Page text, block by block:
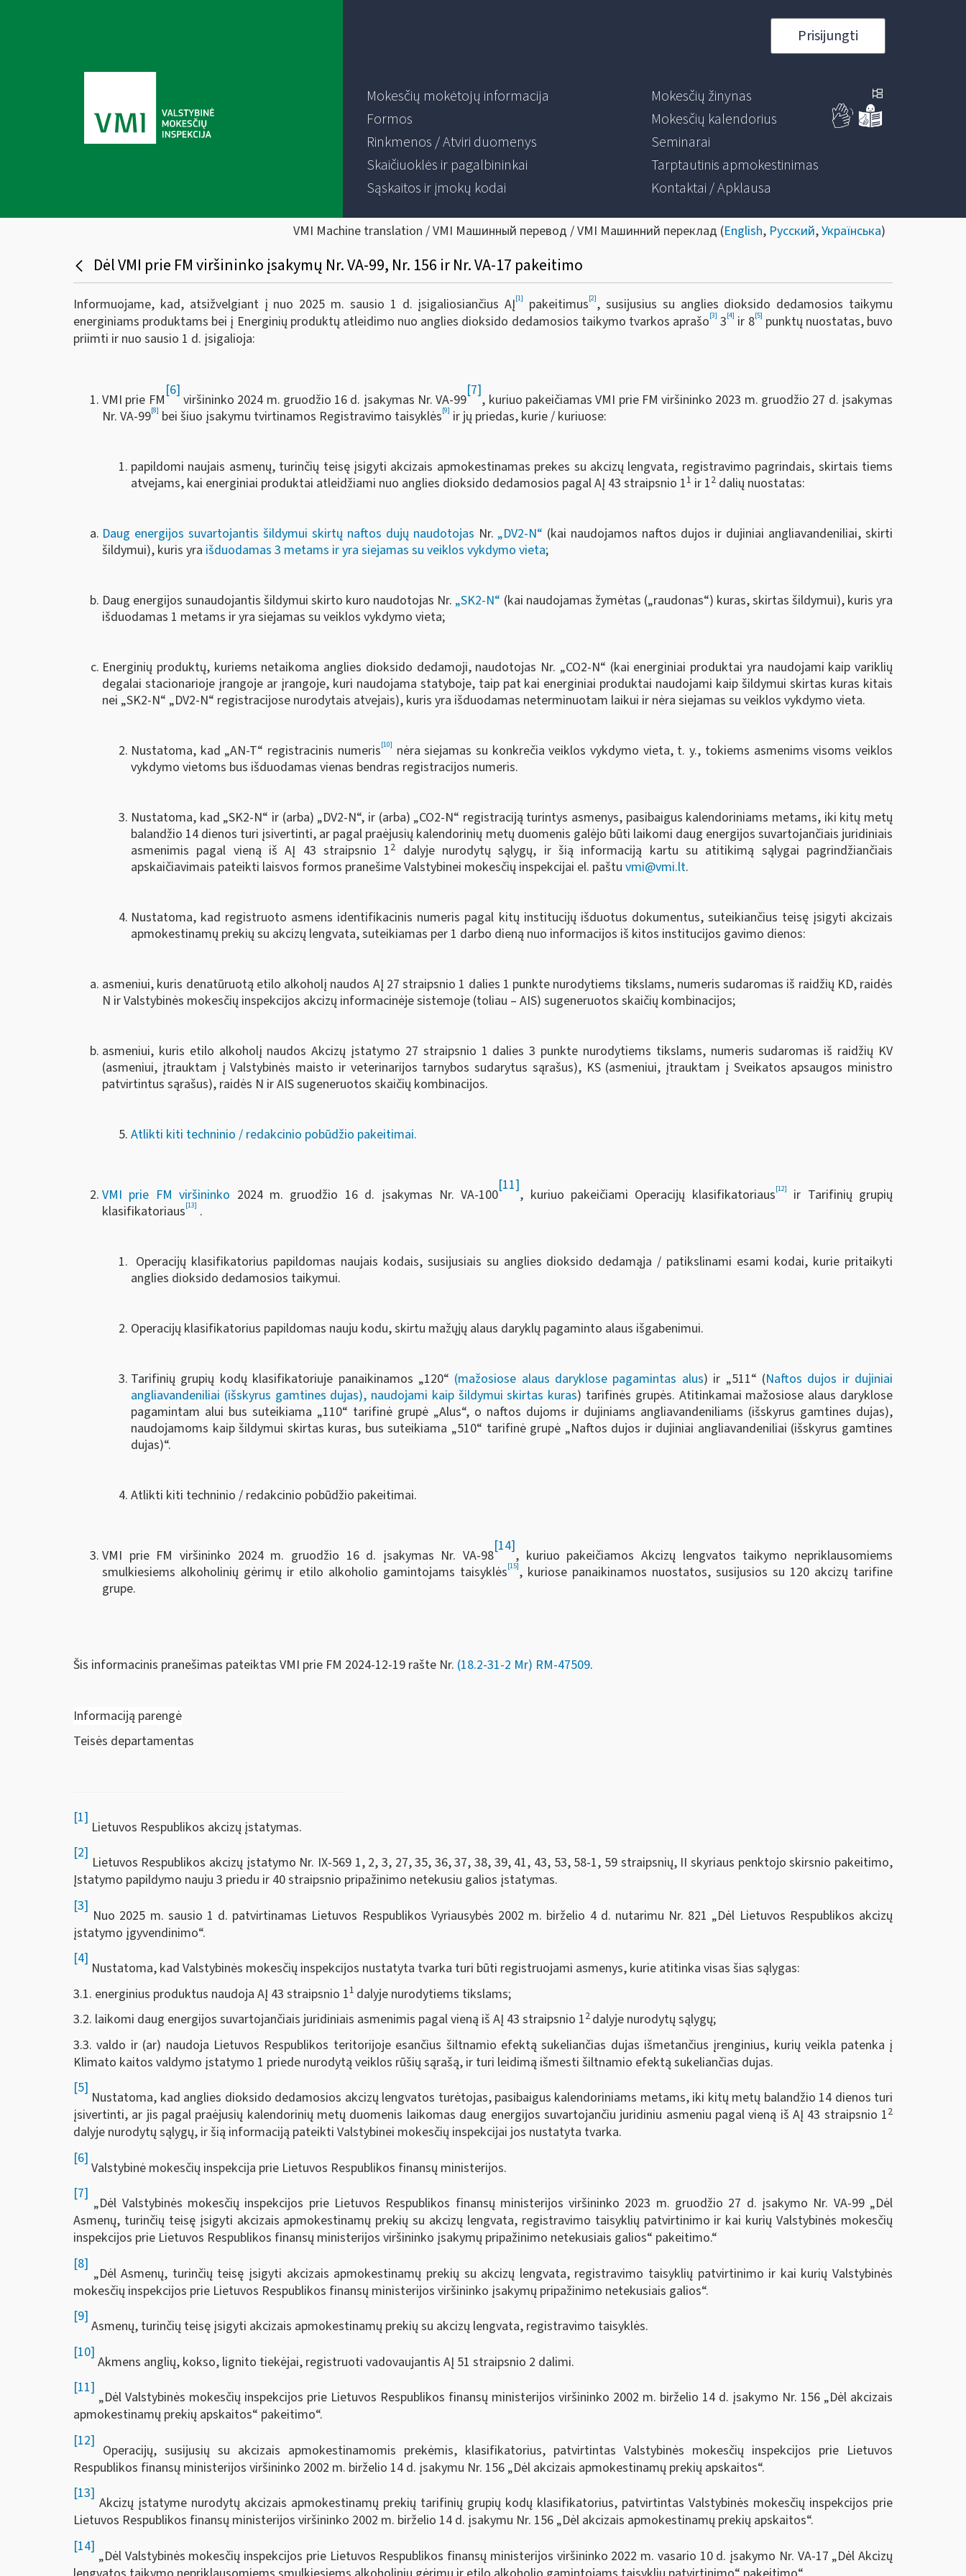
Prisijungti
Mokesčių mokėtojų informacija
Formos
Rinkmenos / Atviri duomenys
Skaičiuoklės ir pagalbininkai
Sąskaitos ir įmokų kodai
Mokesčių žinynas
Mokesčių kalendorius
Seminarai
Tarptautinis apmokestinimas
Kontaktai / Apklausa
VMI Machine translation / VMI Машинный перевод / VMI Машинний переклад (English, Русский,Українська)
Dėl VMI prie FM viršininko įsakymų Nr. VA-99, Nr. 156 ir Nr. VA-17 pakeitimo
Informuojame, kad, atsižvelgiant į nuo 2025 m. sausio 1 d. įsigaliosiančius AĮ[1] pakeitimus[2], susijusius su anglies dioksido dedamosios taikymu
energiniams produktams bei į Energinių produktų atleidimo nuo anglies dioksido dedamosios taikymo tvarkos aprašo[3] 3[4] ir 8[5] punktų nuostatas, buvo
priimti ir nuo sausio 1 d. įsigalioja:
VMI prie FM
[6]
viršininko 2024 m. gruodžio 16 d. įsakymas Nr. VA-99
[7]
, kuriuo pakeičiamas VMI prie FM viršininko 2023 m. gruodžio 27 d. įsakymas
Nr. VA-99[8] bei šiuo įsakymu tvirtinamos Registravimo taisyklės[9] ir jų priedas, kurie / kuriuose:
papildomi naujais asmenų, turinčių teisę įsigyti akcizais apmokestinamas prekes su akcizų lengvata, registravimo pagrindais, skirtais tiems
atvejams, kai energiniai produktai atleidžiami nuo anglies dioksido dedamosios pagal AĮ 43 straipsnio 11 ir 12 dalių nuostatas:
Daug energijos suvartojantis šildymui skirtų naftos dujų naudotojas Nr. „DV2-N“ (kai naudojamos naftos dujos ir dujiniai angliavandeniliai, skirti
šildymui), kuris yra išduodamas 3 metams ir yra siejamas su veiklos vykdymo vieta;
Daug energijos sunaudojantis šildymui skirto kuro naudotojas Nr. „SK2-N“ (kai naudojamas žymėtas („raudonas“) kuras, skirtas šildymui), kuris yra
išduodamas 1 metams ir yra siejamas su veiklos vykdymo vieta;
Energinių produktų, kuriems netaikoma anglies dioksido dedamoji, naudotojas Nr. „CO2-N“ (kai energiniai produktai yra naudojami kaip variklių
degalai stacionarioje įrangoje ar įrangoje, kuri naudojama statyboje, taip pat kai energiniai produktai naudojami kaip šildymui skirtas kuras kitais
nei „SK2-N“ „DV2-N“ registracijose nurodytais atvejais), kuris yra išduodamas neterminuotam laikui ir nėra siejamas su veiklos vykdymo vieta.
Nustatoma, kad „AN-T“ registracinis numeris[10] nėra siejamas su konkrečia veiklos vykdymo vieta, t. y., tokiems asmenims visoms veiklos
vykdymo vietoms bus išduodamas vienas bendras registracijos numeris.
Nustatoma, kad „SK2-N“ ir (arba) „DV2-N“, ir (arba) „CO2-N“ registraciją turintys asmenys, pasibaigus kalendoriniams metams, iki kitų metų
balandžio 14 dienos turi įsivertinti, ar pagal praėjusių kalendorinių metų duomenis galėjo būti laikomi daug energijos suvartojančiais juridiniais
asmenimis pagal vieną iš AĮ 43 straipsnio 12
dalyje nurodytų sąlygų, ir šią informaciją kartu su atitikimą sąlygai pagrindžiančiais
apskaičiavimais pateikti laisvos formos pranešime Valstybinei mokesčių inspekcijai el. paštu vmi@vmi.lt.
Nustatoma, kad registruoto asmens identifikacinis numeris pagal kitų institucijų išduotus dokumentus, suteikiančius teisę įsigyti akcizais
apmokestinamų prekių su akcizų lengvata, suteikiamas per 1 darbo dieną nuo informacijos iš kitos institucijos gavimo dienos:
asmeniui, kuris denatūruotą etilo alkoholį naudos AĮ 27 straipsnio 1 dalies 1 punkte nurodytiems tikslams, numeris sudaromas iš raidžių KD, raidės
N ir Valstybinės mokesčių inspekcijos akcizų informacinėje sistemoje (toliau ‒ AIS) sugeneruotos skaičių kombinacijos;
asmeniui, kuris etilo alkoholį naudos Akcizų įstatymo 27 straipsnio 1 dalies 3 punkte nurodytiems tikslams, numeris sudaromas iš raidžių KV
(asmeniui, įtrauktam į Valstybinės maisto ir veterinarijos tarnybos sudarytus sąrašus), KS (asmeniui, įtrauktam į Sveikatos apsaugos ministro
patvirtintus sąrašus), raidės N ir AIS sugeneruotos skaičių kombinacijos.
Atlikti kiti techninio / redakcinio pobūdžio pakeitimai.
VMI prie FM viršininko 2024 m. gruodžio 16 d. įsakymas Nr. VA-100
[11]
, kuriuo pakeičiami Operacijų klasifikatoriaus[12]
ir Tarifinių grupių
klasifikatoriaus[13] .
Operacijų klasifikatorius papildomas naujais kodais, susijusiais su anglies dioksido dedamąja / patikslinami esami kodai, kurie pritaikyti
anglies dioksido dedamosios taikymui.
Operacijų klasifikatorius papildomas nauju kodu, skirtu mažųjų alaus daryklų pagaminto alaus išgabenimui.
Tarifinių grupių kodų klasifikatoriuje panaikinamos „120“ (mažosiose alaus daryklose pagamintas alus) ir „511“ (Naftos dujos ir dujiniai
angliavandeniliai (išskyrus gamtines dujas), naudojami kaip šildymui skirtas kuras) tarifinės grupės. Atitinkamai mažosiose alaus daryklose
pagamintam alui bus suteikiama „110“ tarifinė grupė „Alus“, o naftos dujoms ir dujiniams angliavandeniliams (išskyrus gamtines dujas),
naudojamoms kaip šildymui skirtas kuras, bus suteikiama „510“ tarifinė grupė „Naftos dujos ir dujiniai angliavandeniliai (išskyrus gamtines
dujas)“.
Atlikti kiti techninio / redakcinio pobūdžio pakeitimai.
VMI prie FM viršininko 2024 m. gruodžio 16 d. įsakymas Nr. VA-98
[14]
, kuriuo pakeičiamos Akcizų lengvatos taikymo nepriklausomiems
smulkiesiems alkoholinių gėrimų ir etilo alkoholio gamintojams taisyklės[15], kuriose panaikinamos nuostatos, susijusios su 120 akcizų tarifine
grupe.
Šis informacinis pranešimas pateiktas VMI prie FM 2024-12-19 rašte Nr. (18.2-31-2 Mr) RM-47509.
Informaciją parengė
Teisės departamentas
[1]
Lietuvos Respublikos akcizų įstatymas.
[2]
Lietuvos Respublikos akcizų įstatymo Nr. IX-569 1, 2, 3, 27, 35, 36, 37, 38, 39, 41, 43, 53, 58-1, 59 straipsnių, II skyriaus penktojo skirsnio pakeitimo,
Įstatymo papildymo nauju 3 priedu ir 40 straipsnio pripažinimo netekusiu galios įstatymas.
[3]
Nuo 2025 m. sausio 1 d. patvirtinamas Lietuvos Respublikos Vyriausybės 2002 m. birželio 4 d. nutarimu Nr. 821 „Dėl Lietuvos Respublikos akcizų
įstatymo įgyvendinimo“.
[4]
Nustatoma, kad Valstybinės mokesčių inspekcijos nustatyta tvarka turi būti registruojami asmenys, kurie atitinka visas šias sąlygas:
3.1. energinius produktus naudoja AĮ 43 straipsnio 11 dalyje nurodytiems tikslams;
3.2. laikomi daug energijos suvartojančiais juridiniais asmenimis pagal vieną iš AĮ 43 straipsnio 12 dalyje nurodytų sąlygų;
3.3. valdo ir (ar) naudoja Lietuvos Respublikos teritorijoje esančius šiltnamio efektą sukeliančias dujas išmetančius įrenginius, kurių veikla patenka į
Klimato kaitos valdymo įstatymo 1 priede nurodytą veiklos rūšių sąrašą, ir turi leidimą išmesti šiltnamio efektą sukeliančias dujas.
[5]
Nustatoma, kad anglies dioksido dedamosios akcizų lengvatos turėtojas, pasibaigus kalendoriniams metams, iki kitų metų balandžio 14 dienos turi
įsivertinti, ar jis pagal praėjusių kalendorinių metų duomenis laikomas daug energijos suvartojančiu juridiniu asmeniu pagal vieną iš AĮ 43 straipsnio 12
dalyje nurodytų sąlygų, ir šią informaciją pateikti Valstybinei mokesčių inspekcijai jos nustatyta tvarka.
[6]
Valstybinė mokesčių inspekcija prie Lietuvos Respublikos finansų ministerijos.
[7]
„Dėl Valstybinės mokesčių inspekcijos prie Lietuvos Respublikos finansų ministerijos viršininko 2023 m. gruodžio 27 d. įsakymo Nr. VA-99 „Dėl
Asmenų, turinčių teisę įsigyti akcizais apmokestinamų prekių su akcizų lengvata, registravimo taisyklių patvirtinimo ir kai kurių Valstybinės mokesčių
inspekcijos prie Lietuvos Respublikos finansų ministerijos viršininko įsakymų pripažinimo netekusiais galios“ pakeitimo.“
[8]
„Dėl Asmenų, turinčių teisę įsigyti akcizais apmokestinamų prekių su akcizų lengvata, registravimo taisyklių patvirtinimo ir kai kurių Valstybinės
mokesčių inspekcijos prie Lietuvos Respublikos finansų ministerijos viršininko įsakymų pripažinimo netekusiais galios“.
[9]
Asmenų, turinčių teisę įsigyti akcizais apmokestinamų prekių su akcizų lengvata, registravimo taisyklės.
[10]
Akmens anglių, kokso, lignito tiekėjai, registruoti vadovaujantis AĮ 51 straipsnio 2 dalimi.
[11]
„Dėl Valstybinės mokesčių inspekcijos prie Lietuvos Respublikos finansų ministerijos viršininko 2002 m. birželio 14 d. įsakymo Nr. 156 „Dėl akcizais
apmokestinamų prekių apskaitos“ pakeitimo“.
[12]
Operacijų, susijusių su akcizais apmokestinamomis prekėmis, klasifikatorius, patvirtintas Valstybinės mokesčių inspekcijos prie Lietuvos
Respublikos finansų ministerijos viršininko 2002 m. birželio 14 d. įsakymu Nr. 156 „Dėl akcizais apmokestinamų prekių apskaitos“.
[13]
Akcizų įstatyme nurodytų akcizais apmokestinamų prekių tarifinių grupių kodų klasifikatorius, patvirtintas Valstybinės mokesčių inspekcijos prie
Lietuvos Respublikos finansų ministerijos viršininko 2002 m. birželio 14 d. įsakymu Nr. 156 „Dėl akcizais apmokestinamų prekių apskaitos“.
[14]
„Dėl Valstybinės mokesčių inspekcijos prie Lietuvos Respublikos finansų ministerijos viršininko 2022 m. vasario 10 d. įsakymo Nr. VA-17 „Dėl Akcizų